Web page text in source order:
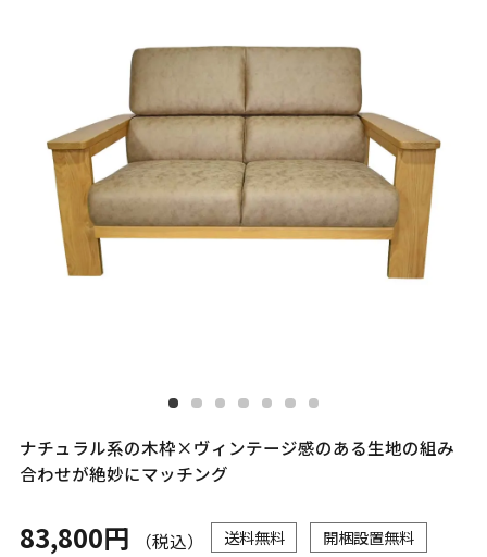
ナチュラル系の木枠×ヴィンテージ感のある生地の組み
合わせが絶妙にマッチング
83,800円 （税込） 送料無料 開梱設置無料